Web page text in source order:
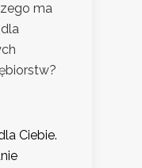
ma
Ciebie.